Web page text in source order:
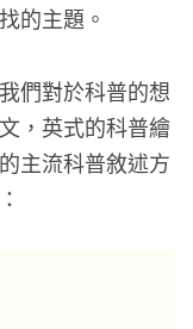
的主題。
們對於科普的想
，英式的科普繪
主流科普敘述方